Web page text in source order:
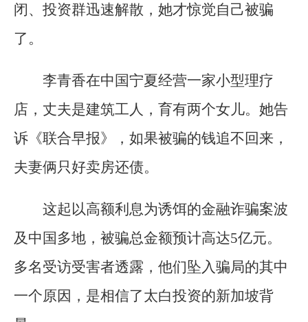
闭、投资群迅速解散，她才惊觉自己被骗
了。
李青香在中国宁夏经营一家小型理疗
店，丈夫是建筑工人，育有两个女儿。她告
诉《联合早报》，如果被骗的钱追不回来，
夫妻俩只好卖房还债。
这起以高额利息为诱饵的金融诈骗案波
及中国多地，被骗总金额预计高达5亿元。
多名受访受害者透露，他们坠入骗局的其中
一个原因，是相信了太白投资的新加坡背